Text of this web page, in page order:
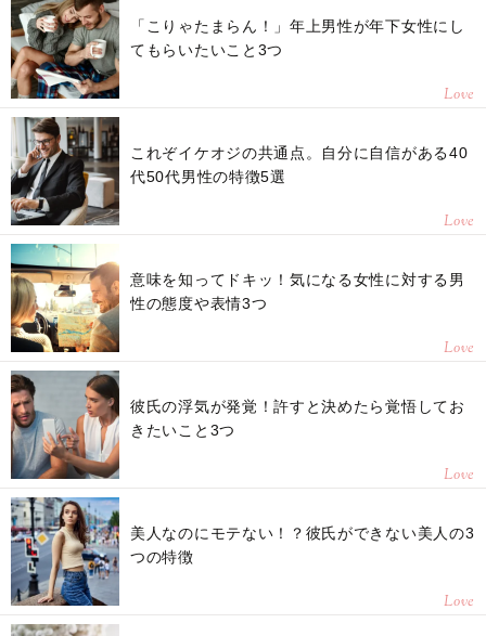
「こりゃたまらん！」年上男性が年下女性にし
てもらいたいこと3つ
Love
これぞイケオジの共通点。自分に自信がある40
代50代男性の特徴5選
Love
意味を知ってドキッ！気になる女性に対する男
性の態度や表情3つ
Love
彼氏の浮気が発覚！許すと決めたら覚悟してお
きたいこと3つ
Love
美人なのにモテない！？彼氏ができない美人の3
つの特徴
Love